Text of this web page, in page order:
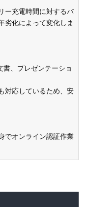
ー充電時間に対するバ
劣化によって変化しま
、プレゼンテーショ
対応しているため、安
でオンライン認証作業